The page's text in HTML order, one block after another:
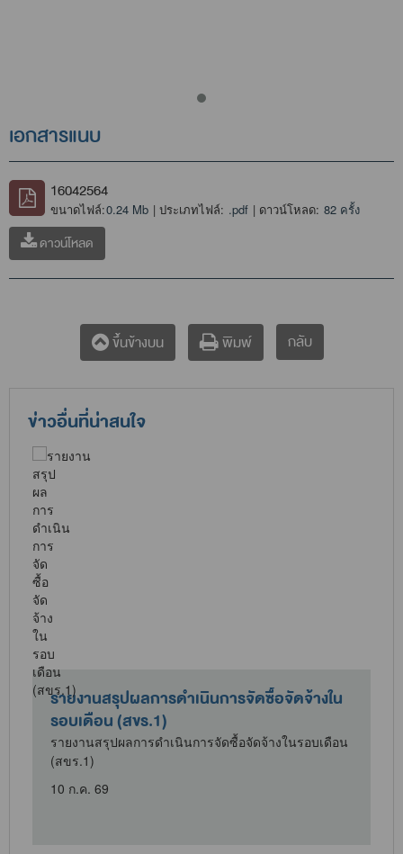
เอกสารแนบ
16042564
ขนาดไฟล์:0.24 Mb | ประเภทไฟล์: .pdf | ดาวน์โหลด: 82 ครั้ง
ดาวน์โหลด
ขึ้นข้างบน พิมพ์ กลับ
ข่าวอื่นที่น่าสนใจ
รายงานสรุปผลการดำเนินการจัดซื้อจัดจ้างใน
รอบเดือน (สขร.1)
รายงานสรุปผลการดำเนินการจัดซื้อจัดจ้างในรอบเดือน
(สขร.1)
10 ก.ค. 69